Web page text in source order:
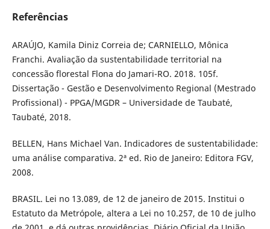
Referências
ARAÚJO, Kamila Diniz Correia de; CARNIELLO, Mônica
Franchi. Avaliação da sustentabilidade territorial na
concessão florestal Flona do Jamari-RO. 2018. 105f.
Dissertação - Gestão e Desenvolvimento Regional (Mestrado
Profissional) - PPGA/MGDR – Universidade de Taubaté,
Taubaté, 2018.
BELLEN, Hans Michael Van. Indicadores de sustentabilidade:
uma análise comparativa. 2ª ed. Rio de Janeiro: Editora FGV,
2008.
BRASIL. Lei no 13.089, de 12 de janeiro de 2015. Institui o
Estatuto da Metrópole, altera a Lei no 10.257, de 10 de julho